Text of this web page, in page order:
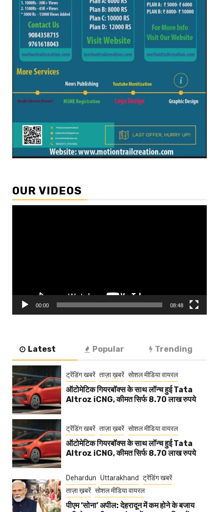
OUR VIDEOS
00:00 08:48
Latest Popular Trending
ट्रेंडिंग खबरें ताज़ा ख़बरें सोशल मीडिया वायरल
ऑटोमेटिक गियरबॉक्स के साथ लॉन्च हुई Tata
Altroz iCNG, कीमत सिर्फ 8.70 लाख रुपये
ट्रेंडिंग खबरें ताज़ा ख़बरें सोशल मीडिया वायरल
ऑटोमेटिक गियरबॉक्स के साथ लॉन्च हुई Tata
Altroz iCNG, कीमत सिर्फ 8.70 लाख रुपये
Dehardun Uttarakhand
ट्रेंडिंग खबरें
ताज़ा ख़बरें सोशल मीडिया वायरल
पीएम ‘सोना’ अपील: देहरादून में कम होने के बजाय